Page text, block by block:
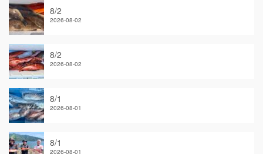
8/2
2026-08-02
8/2
2026-08-02
8/1
2026-08-01
8/1
2026-08-01